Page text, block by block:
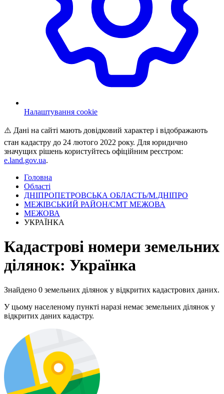
Налаштування cookie
⚠️ Дані на сайті мають довідковий характер і відображають
стан кадастру до 24 лютого 2022 року. Для юридично
значущих рішень користуйтесь офіційним реєстром:
e.land.gov.ua.
Головна
Області
ДНІПРОПЕТРОВСЬКА ОБЛАСТЬ/М.ДНІПРО
МЕЖІВСЬКИЙ РАЙОН/СМТ МЕЖОВА
МЕЖОВА
УКРАЇНКА
Кадастрові номери земельних
ділянок: Українка
Знайдено 0 земельних ділянок у відкритих кадастрових даних.
У цьому населеному пункті наразі немає земельних ділянок у
відкритих даних кадастру.